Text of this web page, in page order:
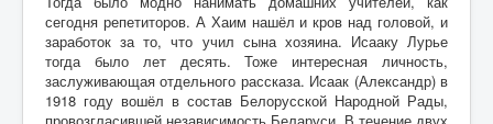
сегодня репетиторов. А Хаим нашёл и кров над головой, и
заработок за то, что учил сына хозяина. Исааку Лурье
тогда было лет десять. Тоже интересная личность,
заслуживающая отдельного рассказа. Исаак (Александр) в
1918 году вошёл в состав Белорусской Народной Рады,